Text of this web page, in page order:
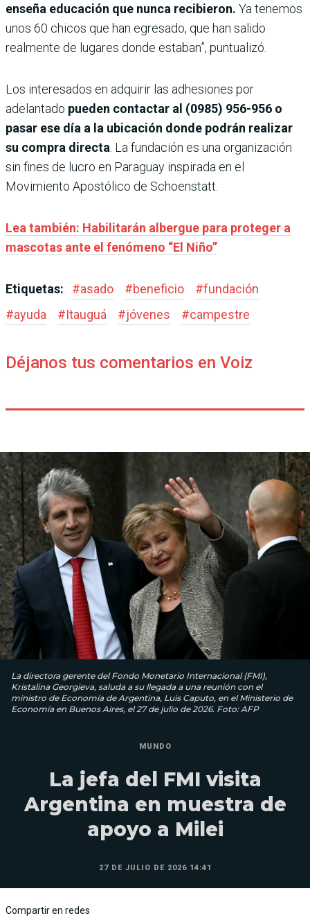
enseña educación que nunca recibieron. Ya tenemos
unos 60 chicos que han egresado, que han salido
realmente de lugares donde estaban”, puntualizó.
Los interesados en adquirir las adhesiones por
adelantado pueden contactar al (0985) 956-956 o
pasar ese día a la ubicación donde podrán realizar
su compra directa . La fundación es una organización
sin fines de lucro en Paraguay inspirada en el
Movimiento Apostólico de Schoenstatt.
Lea también: Habilitarán albergue para proteger a
mascotas ante el fenómeno “El Niño”
Etiquetas: #asado #beneficio #fundación
#ayuda #Itauguá #jóvenes #campestre
Déjanos tus comentarios en Voiz
La directora gerente del Fondo Monetario Internacional (FMI),
Kristalina Georgieva, saluda a su llegada a una reunión con el
ministro de Economía de Argentina, Luis Caputo, en el Ministerio de
Economía en Buenos Aires, el 27 de julio de 2026. Foto: AFP
MUNDO
La jefa del FMI visita
Argentina en muestra de
apoyo a Milei
27 DE JULIO DE 2026 14:41
Compartir en redes